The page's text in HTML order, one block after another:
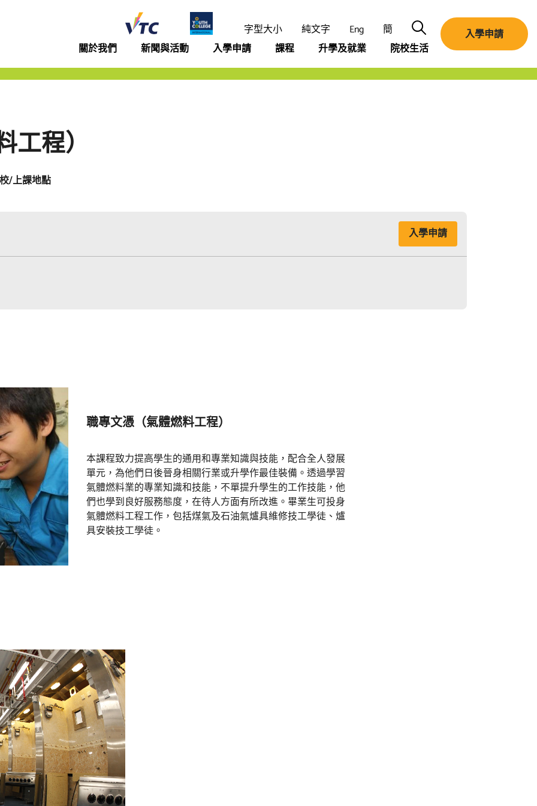
字型大小 純文字 Eng 簡
搜尋
關於我們
新聞與活動 入學申請 課程 升學及就業 院校生活
入學申請
程）
/上課地點
入學申請
職專文憑（氣體燃料工程）
本課程致力提高學生的通用和專業知識與技能，配合全人發展
單元，為他們日後晉身相關行業或升學作最佳裝備。透過學習
氣體燃料業的專業知識和技能，不單提升學生的工作技能，他
們也學到良好服務態度，在待人方面有所改進。畢業生可投身
氣體燃料工程工作，包括煤氣及石油氣爐具維修技工學徒、爐
具安裝技工學徒。